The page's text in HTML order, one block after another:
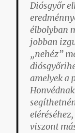
Diósgyőr
élbolyban
jobban
„nehéz”
amelyek a
viszont